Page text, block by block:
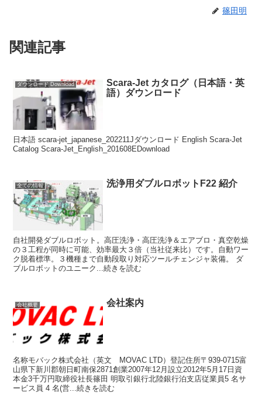
篠田明
関連記事
ダウンロード Download
Scara-Jet カタログ（日本語・英
語）ダウンロード
日本語 scara-jet_japanese_202211Jダウンロード English Scara-Jet
Catalog Scara-Jet_English_201608EDownload
全ての情報 洗浄用ダブルロボットF22 紹介
自社開発ダブルロボット。高圧洗浄・高圧洗浄＆エアブロ・真空乾燥
の３工程が同時に可能、効率最大３倍（当社従来比）です。自動ワー
ク脱着標準。３機種まで自動段取り対応ツールチェンジャ装備。 ダ
ブルロボットのユニーク...続きを読む
会社概要 会社案内
名称モバック株式会社（英文 MOVAC LTD）登記住所〒939-0715富
山県下新川郡朝日町南保2871創業2007年12月設立2012年5月17日資
本金3千万円取締役社長篠田 明取引銀行北陸銀行泊支店従業員5 名サ
ービス員 4 名(営...続きを読む